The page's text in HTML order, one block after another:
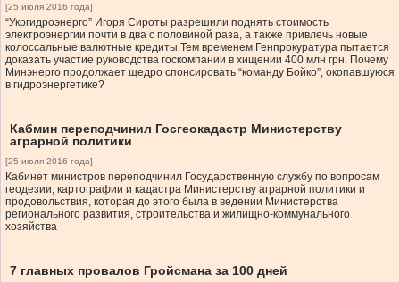
[25 июля 2016 года]
“Укргидроэнерго” Игоря Сироты разрешили поднять стоимость
электроэнергии почти в два с половиной раза, а также привлечь новые
колоссальные валютные кредиты.Тем временем Генпрокуратура пытается
доказать участие руководства госкомпании в хищении 400 млн грн. Почему
Минэнерго продолжает щедро спонсировать “команду Бойко”, окопавшуюся
в гидроэнергетике?
Кабмин переподчинил Госгеокадастр Министерству
аграрной политики
[25 июля 2016 года]
Кабинет министров переподчинил Государственную службу по вопросам
геодезии, картографии и кадастра Министерству аграрной политики и
продовольствия, которая до этого была в ведении Министерства
регионального развития, строительства и жилищно-коммунального
хозяйства
7 главных провалов Гройсмана за 100 дней